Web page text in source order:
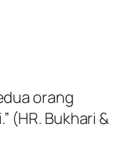
orang
(HR. Bukhari &